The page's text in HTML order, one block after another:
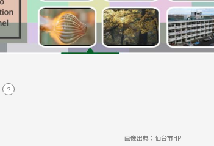
？
画像出典：仙台市HP